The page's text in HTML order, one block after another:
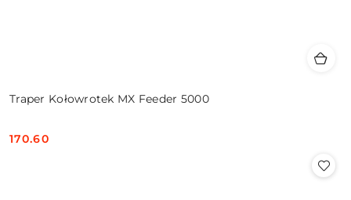
Traper Kołowrotek MX Feeder 5000
Cena:
170.60